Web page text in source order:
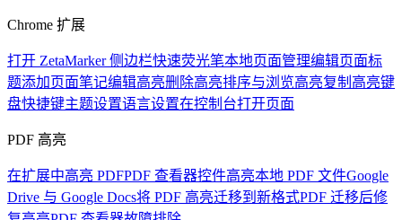
Chrome 扩展
打开 ZetaMarker 侧边栏快速荧光笔本地页面管理编辑页面标
题添加页面笔记编辑高亮删除高亮排序与浏览高亮复制高亮键
盘快捷键主题设置语言设置在控制台打开页面
PDF 高亮
在扩展中高亮 PDFPDF 查看器控件高亮本地 PDF 文件Google
Drive 与 Google Docs将 PDF 高亮迁移到新格式PDF 迁移后修